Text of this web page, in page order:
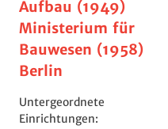
Aufbau (1949)
Ministerium für
Bauwesen (1958)
Berlin
Untergeordnete
Einrichtungen: